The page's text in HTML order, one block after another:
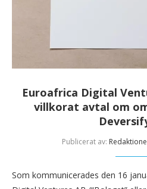
Euroafrica Digital
villkorat avtal om
Publicerat av:
Som kommunicerades den 16